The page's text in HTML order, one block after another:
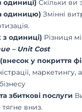
одиниці) Скільки ви
одиницю) Змінні
одиниці) Різниця
– Unit Cost
у покриття
збиткові послуги
тягне вниз.